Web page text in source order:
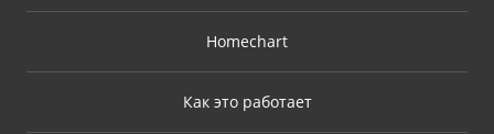
Homechart
Как это работает